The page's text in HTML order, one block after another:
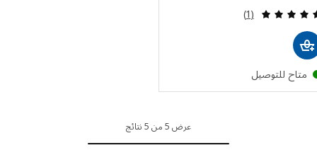
مراجعة: 5 من أصل 5 نجوم. إجمالي المراجعات:
(1)
للتوصيل
عرض 5 من 5 نتائج